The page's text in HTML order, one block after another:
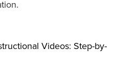
Videos: Step-by-